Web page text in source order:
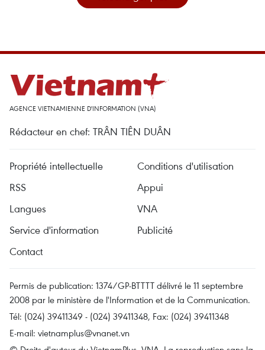
AGENCE VIETNAMIENNE D'INFORMATION (VNA)
Rédacteur en chef: TRÂN TIÊN DUÂN
Propriété intellectuelle
Conditions d'utilisation
RSS
Appui
Langues
VNA
Service d'information
Publicité
Contact
Permis de publication: 1374/GP-BTTTT délivré le 11 septembre
2008 par le ministère de l'Information et de la Communication.
Tél: (024) 39411349 - (024) 39411348, Fax: (024) 39411348
E-mail: vietnamplus@vnanet.vn